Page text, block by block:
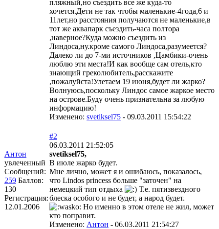
пляжный,но съездить все же куда-то
хочется.Дети не так чтобы маленькие-4года,6 и
11лет,но расстояния получаются не маленькие,в
тот же аквапарк съездить-часа полтора
,наверное?Куда можно съездить из
Линдоса,ну.кроме самого Линдоса,разумеется?
Далеко ли до 7-ми источников ,Цамбики-очень
люблю эти места!И как вообще сам отель,кто
знающий греколюбитель,расскажите
,пожалуйста!Улетаем 19 июня,будет ли жарко?
Волнуюсь,поскольку Линдос самое жаркое место
на острове.Буду очень признательна за любую
информацию!
Изменено: svetiksel75 - 09.03.2011 15:54:22
Антон
увлеченный
Сообщений:
259 Баллов:
130
Регистрация:
12.01.2006
#2
06.03.2011 21:52:05
svetiksel75,
В июле жарко будет.
Мне лично, может я и ошибаюсь, показалось,
что Lindos princess больше "заточен" на
немецкий тип отдыха
Т.е. пятизвездного
блеска особого и не будет, а народ будет.
Но именно в этом отеле не жил, может
кто поправит.
Изменено: Антон - 06.03.2011 21:54:27